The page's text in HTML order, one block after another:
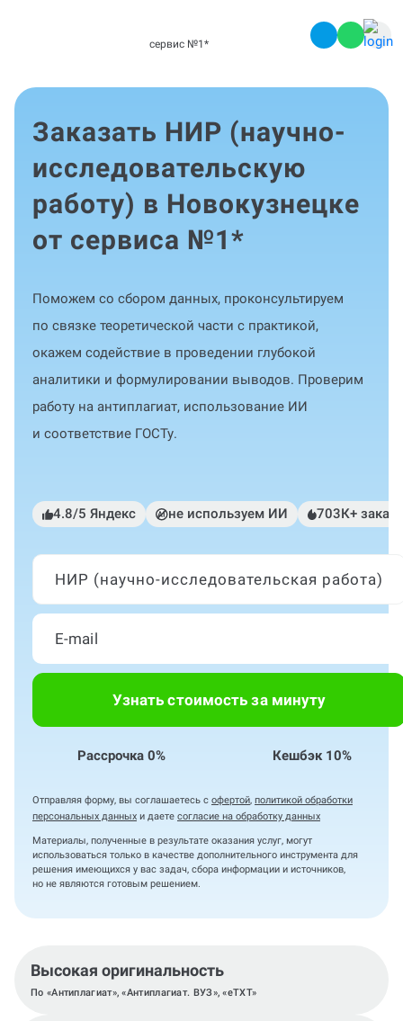
сервис №1 *
Заказать НИР (научно-
исследовательскую
работу) в Новокузнецке
от сервиса №1*
Поможем со сбором данных, проконсультируем
по связке теоретической части с практикой,
окажем содействие в проведении глубокой
аналитики и формулировании выводов. Проверим
работу на антиплагиат, использование ИИ
и соответствие ГОСТу.
4.8/5 Яндекс не используем ИИ 703К+
НИР (научно-исследовательская работа)
Узнать стоимость за минуту
Рассрочка 0% Кешбэк 10%
Отправляя форму, вы соглашаетесь с офертой, политикой обработки
персональных данных и даете согласие на обработку данных
Материалы, полученные в результате оказания услуг, могут
использоваться только в качестве дополнительного инструмента для
решения имеющихся у вас задач, сбора информации и источников,
но не являются готовым решением.
Высокая оригинальность
По «Антиплагиат», «Антиплагиат. ВУЗ», «eTXT»